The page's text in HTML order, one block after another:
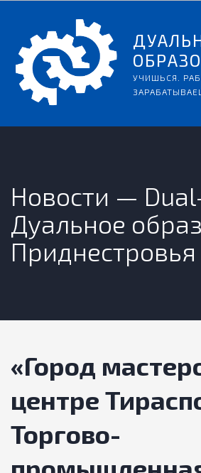
УЧИШЬСЯ.
Новости —
Дуальное
Приднестровья
«Город
центре
Торгово-